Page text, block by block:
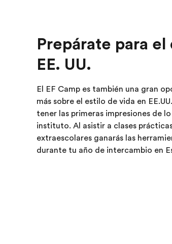
Prepárate para el
EE. UU.
El EF Camp es también una gran
más sobre el estilo de vida en
tener las primeras impresiones de
instituto. Al asistir a clases
extraescolares ganarás las
durante tu año de intercambio en